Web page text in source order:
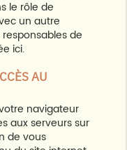
le rôle de
un autre
de
ici.
AU
navigateur
aux serveurs sur
de vous